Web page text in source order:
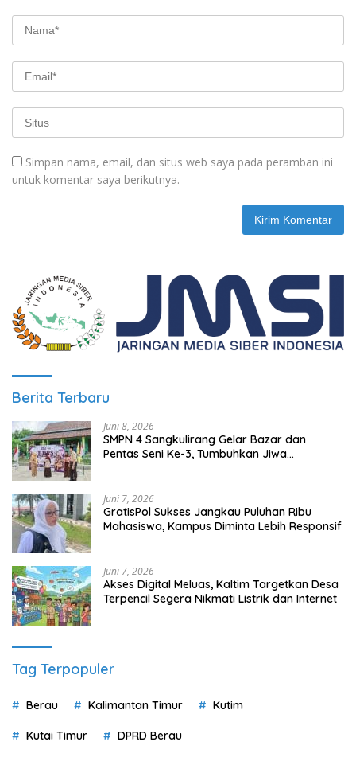
Simpan nama, email, dan situs web saya pada peramban ini
untuk komentar saya berikutnya.
Berita Terbaru
Juni 8, 2026
SMPN 4 Sangkulirang Gelar Bazar dan
Pentas Seni Ke-3, Tumbuhkan Jiwa
Juni 7, 2026
GratisPol Sukses Jangkau Puluhan Ribu
Mahasiswa, Kampus Diminta Lebih Responsif
Juni 7, 2026
Akses Digital Meluas, Kaltim Targetkan Desa
Terpencil Segera Nikmati Listrik dan Internet
Tag Terpopuler
Berau Kalimantan Timur Kutim
Kutai Timur DPRD Berau